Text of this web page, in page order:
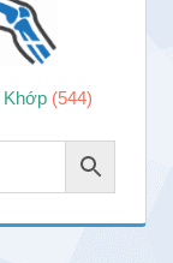
(544)